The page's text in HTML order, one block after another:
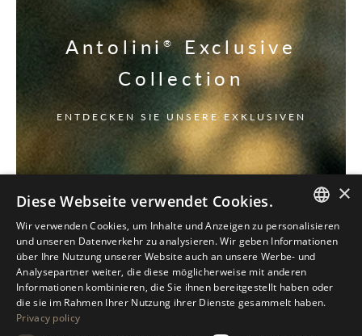
Antolini® Exclusive
Collection
ENTDECKEN SIE UNSERE EXKLUSIVEN
ITALIAN
ENGLISH
SPANISH
×
Diese Webseite verwendet Cookies.
Wir verwenden Cookies, um Inhalte und Anzeigen zu personalisieren
und unseren Datenverkehr zu analysieren. Wir geben Informationen
über Ihre Nutzung unserer Website auch an unsere Werbe- und
Analysepartner weiter, die diese möglicherweise mit anderen
Informationen kombinieren, die Sie ihnen bereitgestellt haben oder
die sie im Rahmen Ihrer Nutzung ihrer Dienste gesammelt haben.
Privacy policy